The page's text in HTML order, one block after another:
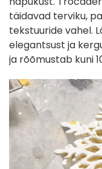
täidavad terviku,
tekstuuride vahel.
elegantsust ja
ja rõõmustab kuni